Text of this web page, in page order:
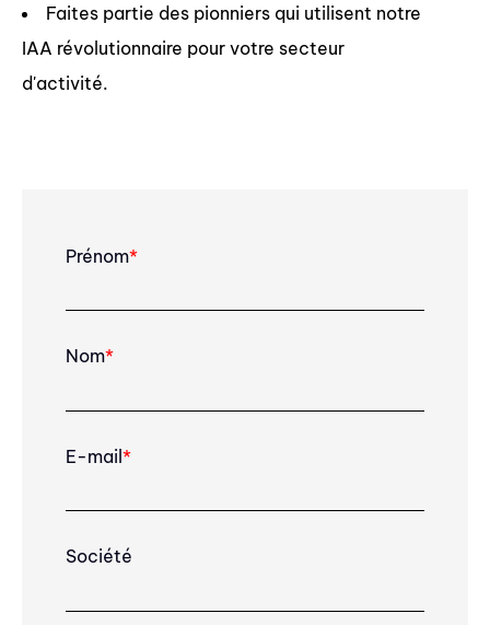
Faites partie des pionniers qui utilisent notre
IAA révolutionnaire pour votre secteur
d'activité.
Prénom*
Nom*
E-mail*
Société